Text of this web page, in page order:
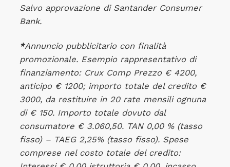
Salvo approvazione di Santander Consumer
Bank.
*Annuncio pubblicitario con finalità
promozionale. Esempio rappresentativo di
finanziamento: Crux Comp Prezzo € 4200,
anticipo € 1200; importo totale del credito €
3000, da restituire in 20 rate mensili ognuna
di € 150. Importo totale dovuto dal
consumatore € 3.060,50. TAN 0,00 % (tasso
fisso) – TAEG 2,25% (tasso fisso). Spese
comprese nel costo totale del credito: